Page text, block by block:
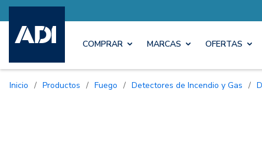
COMPRAR MARCAS OFERTAS
Inicio / Productos / Fuego / Detectores de Incendio y Gas /